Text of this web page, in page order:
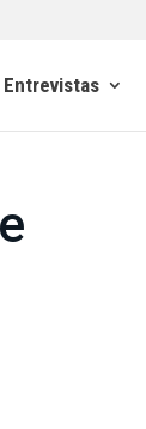
Entrevistas